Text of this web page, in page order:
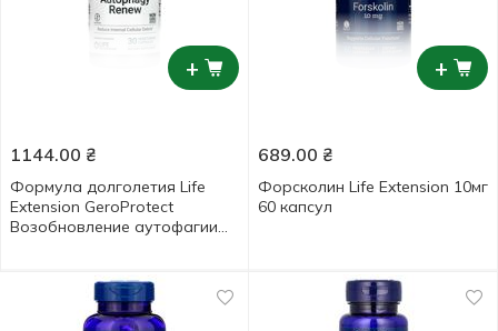
+
1144.00 ₴
Формула долголетия Life
Extension GeroProtect
Возобновление аутофагии
+
689.00 ₴
Форсколин Life Extension 10мг
60 капсул